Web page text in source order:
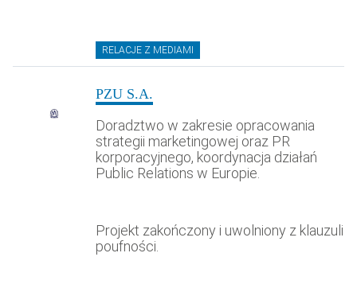
RELACJE Z MEDIAMI
PZU S.A.
Doradztwo w zakresie opracowania
strategii marketingowej oraz PR
korporacyjnego, koordynacja działań
Public Relations w Europie.
Projekt zakończony i uwolniony z klauzuli
poufności.